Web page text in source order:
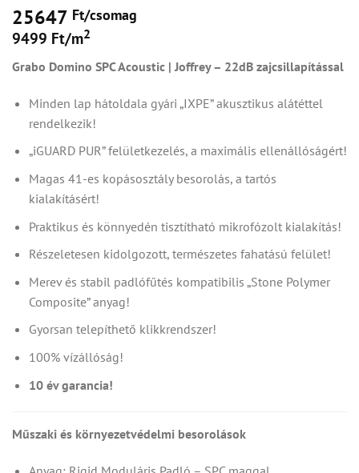
25647 Ft/csomag
9499 Ft/m2
Grabo Domino SPC Acoustic | Joffrey – 22dB zajcsillapítással
Minden lap hátoldala gyári „IXPE” akusztikus alátéttel
rendelkezik!
„iGUARD PUR” felületkezelés, a maximális ellenállóságért!
Magas 41-es kopásosztály besorolás, a tartós
kialakításért!
Praktikus és könnyedén tisztítható mikrofózolt kialakítás!
Részeletesen kidolgozott, természetes fahatású felület!
Merev és stabil padlófűtés kompatibilis „Stone Polymer
Composite” anyag!
Gyorsan telepíthető klikkrendszer!
100% vízállóság!
10 év garancia!
Műszaki és környezetvédelmi besorolások